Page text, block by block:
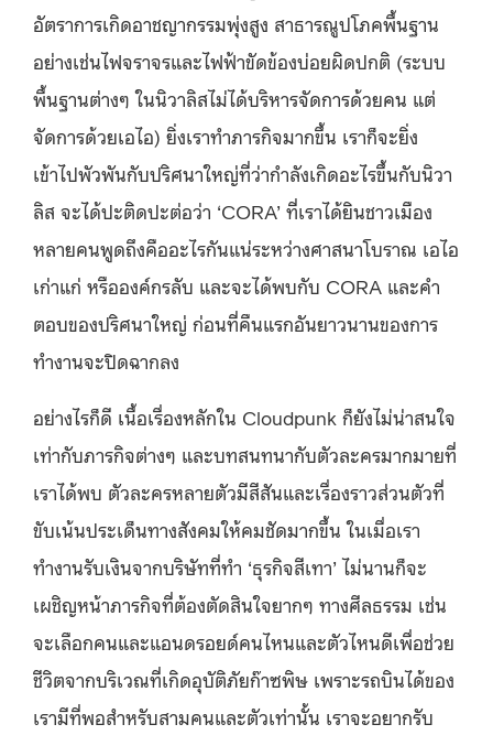
อัตราการเกิดอาชญากรรมพุ่งสูง สาธารณูปโภคพื้นฐาน
อย่างเช่นไฟจราจรและไฟฟ้าขัดข้องบ่อยผิดปกติ (ระบบ
พื้นฐานต่างๆ ในนิวาลิสไม่ได้บริหารจัดการด้วยคน แต่
จัดการด้วยเอไอ) ยิ่งเราทำภารกิจมากขึ้น เราก็จะยิ่ง
เข้าไปพัวพันกับปริศนาใหญ่ที่ว่ากำลังเกิดอะไรขึ้นกับนิวา
ลิส จะได้ปะติดปะต่อว่า ‘CORA’ ที่เราได้ยินชาวเมือง
หลายคนพูดถึงคืออะไรกันแน่ระหว่างศาสนาโบราณ เอไอ
เก่าแก่ หรือองค์กรลับ และจะได้พบกับ CORA และคำ
ตอบของปริศนาใหญ่ ก่อนที่คืนแรกอันยาวนานของการ
ทำงานจะปิดฉากลง
อย่างไรก็ดี เนื้อเรื่องหลักใน Cloudpunk ก็ยังไม่น่าสนใจ
เท่ากับภารกิจต่างๆ และบทสนทนากับตัวละครมากมายที่
เราได้พบ ตัวละครหลายตัวมีสีสันและเรื่องราวส่วนตัวที่
ขับเน้นประเด็นทางสังคมให้คมชัดมากขึ้น ในเมื่อเรา
ทำงานรับเงินจากบริษัทที่ทำ ‘ธุรกิจสีเทา’ ไม่นานก็จะ
เผชิญหน้าภารกิจที่ต้องตัดสินใจยากๆ ทางศีลธรรม เช่น
จะเลือกคนและแอนดรอยด์คนไหนและตัวไหนดีเพื่อช่วย
ชีวิตจากบริเวณที่เกิดอุบัติภัยก๊าซพิษ เพราะรถบินได้ของ
เรามีที่พอสำหรับสามคนและตัวเท่านั้น เราจะอยากรับ